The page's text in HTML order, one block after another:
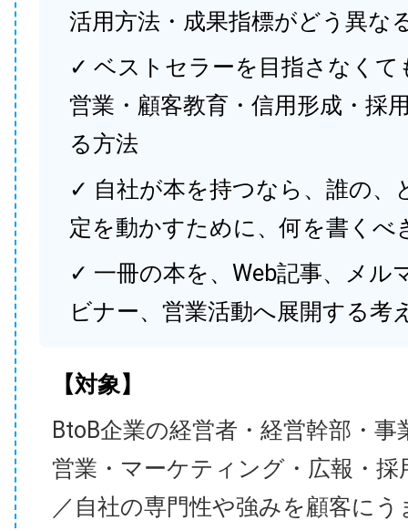
活用方法・成果指標がどう異な
✓ ベストセラーを目指さなくて
営業・顧客教育・信用形成・採
る方法
✓ 自社が本を持つなら、誰の、
定を動かすために、何を書くべ
✓ 一冊の本を、Web記事、メル
ビナー、営業活動へ展開する考
【対象】
BtoB企業の経営者・経営幹部・事
営業・マーケティング・広報・採
／自社の専門性や強みを顧客に